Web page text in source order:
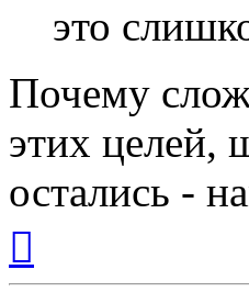
это
Почему
этих целей,
остались -
началу